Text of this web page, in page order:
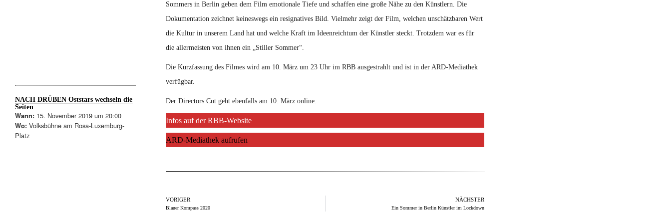
NACH DRÜBEN Oststars wechseln die
Seiten
Wann: 15. November 2019 um 20:00
Wo: Volksbühne am Rosa-Luxemburg-
Platz
Sommers in Berlin geben dem Film emotionale Tiefe und schaffen eine große Nähe zu den Künstlern. Die
Dokumentation zeichnet keineswegs ein resignatives Bild. Vielmehr zeigt der Film, welchen unschätzbaren Wert
die Kultur in unserem Land hat und welche Kraft im Ideenreichtum der Künstler steckt. Trotzdem war es für
die allermeisten von ihnen ein „Stiller Sommer“.
Die Kurzfassung des Filmes wird am 10. März um 23 Uhr im RBB ausgestrahlt und ist in der ARD-Mediathek
verfügbar.
Der Directors Cut geht ebenfalls am 10. März online.
Infos auf der RBB-Website
ARD-Mediathek aufrufen
VORIGER
Blauer Kompass 2020
NÄCHSTER
Ein Sommer in Berlin Künstler im Lockdown